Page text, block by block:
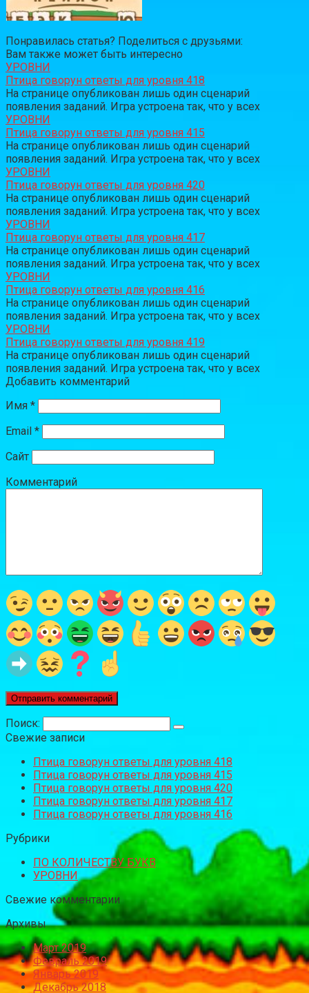
Понравилась статья? Поделиться с друзьями:
Вам также может быть интересно
УРОВНИ
Птица говорун ответы для уровня 418
На странице опубликован лишь один сценарий
появления заданий. Игра устроена так, что у всех
УРОВНИ
Птица говорун ответы для уровня 415
На странице опубликован лишь один сценарий
появления заданий. Игра устроена так, что у всех
УРОВНИ
Птица говорун ответы для уровня 420
На странице опубликован лишь один сценарий
появления заданий. Игра устроена так, что у всех
УРОВНИ
Птица говорун ответы для уровня 417
На странице опубликован лишь один сценарий
появления заданий. Игра устроена так, что у всех
УРОВНИ
Птица говорун ответы для уровня 416
На странице опубликован лишь один сценарий
появления заданий. Игра устроена так, что у всех
УРОВНИ
Птица говорун ответы для уровня 419
На странице опубликован лишь один сценарий
появления заданий. Игра устроена так, что у всех
Добавить комментарий
Имя *
Email *
Сайт
Комментарий
Поиск:
Свежие записи
Птица говорун ответы для уровня 418
Птица говорун ответы для уровня 415
Птица говорун ответы для уровня 420
Птица говорун ответы для уровня 417
Птица говорун ответы для уровня 416
Рубрики
ПО КОЛИЧЕСТВУ БУКВ
УРОВНИ
Свежие комментарии
Архивы
Март 2019
Февраль 2019
Январь 2019
Декабрь 2018